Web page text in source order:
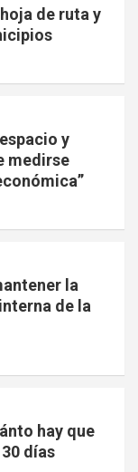
de ruta y
y
medirse
la
de la
hay que
días